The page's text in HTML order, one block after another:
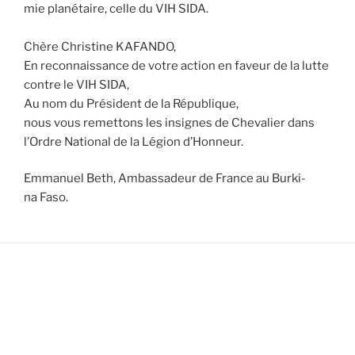
mie pla­né­taire, celle du VIH SIDA.
Chère Chris­tine KAFANDO,
En recon­nais­sance de votre action en faveur de la lutte
contre le VIH SIDA,
Au nom du Pré­sident de la Répu­blique,
nous vous remet­tons les insignes de Che­va­lier dans
l’Ordre Natio­nal de la Légion d’Honneur.
Emma­nuel Beth, Ambas­sa­deur de France au Bur­ki­
na Faso.